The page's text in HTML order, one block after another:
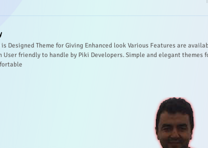
Designed Theme for Giving Enhanced look Various Features are
User friendly to handle by Piki Developers. Simple and elegant themes